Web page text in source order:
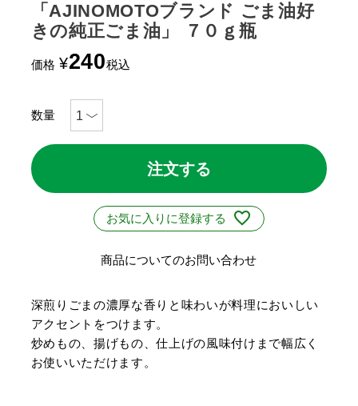
「AJINOMOTOブランド ごま油好
きの純正ごま油」 ７０ｇ瓶
価格 ¥240税込
注文する
お気に入りに登録する
商品についてのお問い合わせ
深煎りごまの濃厚な香りと味わいが料理においしい
アクセントをつけます。
炒めもの、揚げもの、仕上げの風味付けまで幅広く
お使いいただけます。